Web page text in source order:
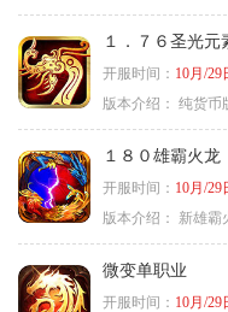
１．７６圣光元
开服时间： 10月/29
版本介绍： 纯货币
１８０雄霸火龙
开服时间： 10月/29
版本介绍：
新雄霸
微变单职业
开服时间： 10月/29